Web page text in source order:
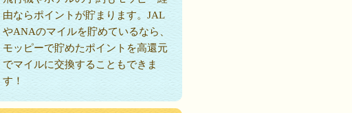
由ならポイントが貯まります。JAL
やANAのマイルを貯めているなら、
モッピーで貯めたポイントを高還元
でマイルに交換することもできま
す！